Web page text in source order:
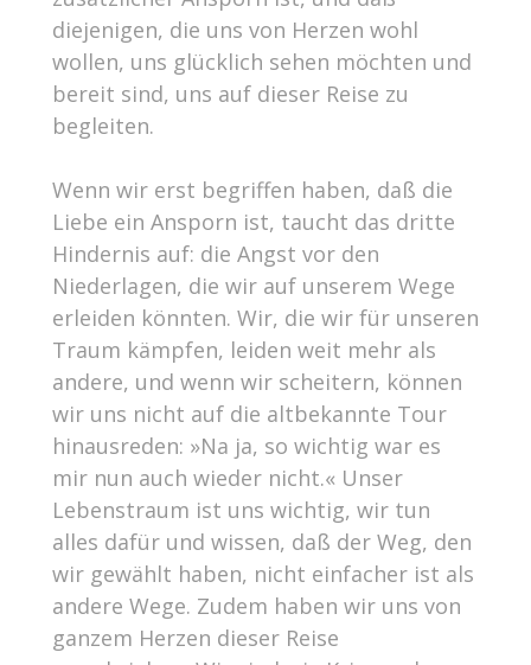
diejenigen, die uns von Herzen wohl
wollen, uns glücklich sehen möchten und
bereit sind, uns auf dieser Reise zu
begleiten.
Wenn wir erst begriffen haben, daß die
Liebe ein Ansporn ist, taucht das dritte
Hindernis auf: die Angst vor den
Niederlagen, die wir auf unserem Wege
erleiden könnten. Wir, die wir für unseren
Traum kämpfen, leiden weit mehr als
andere, und wenn wir scheitern, können
wir uns nicht auf die altbekannte Tour
hinausreden: »Na ja, so wichtig war es
mir nun auch wieder nicht.« Unser
Lebenstraum ist uns wichtig, wir tun
alles dafür und wissen, daß der Weg, den
wir gewählt haben, nicht einfacher ist als
andere Wege. Zudem haben wir uns von
ganzem Herzen dieser Reise